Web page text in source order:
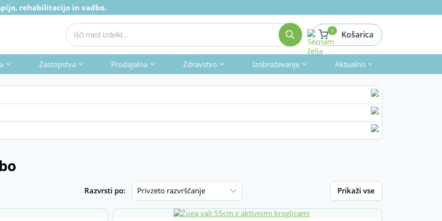
rehabilitacijo in vadbo.
Products
search Košarica
0
Zastopstva Prodajalna Zdravstvo Izobraževanje Aktualno
Išči
Razvrsti po: Prikaži vse